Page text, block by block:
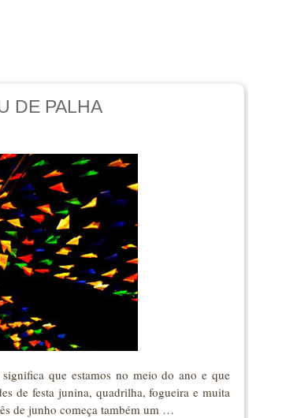
DE PALHA
que estamos no meio do ano e que
de festa junina, quadrilha, fogueira e muita
de junho começa também um …